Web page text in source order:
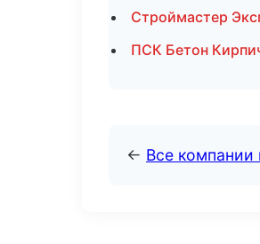
Строймастер
ПСК Бетон
← Все